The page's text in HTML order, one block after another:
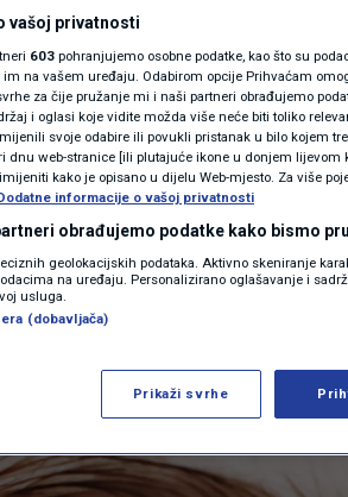
KOLUMNE
N1(DIS)INFO
KLIMATSKE PROMJENE
FOTO
VIDEO
Uzrok,
teške
starije
ZDRAVLJE | 0 komentara
Više
vašoj privatnosti
603 pohranjujemo osobne podatke, kao što su
na vašem uređaju. Odabirom opcije Prihvaćam
za čije pružanje mi i naši partneri obrađujemo
i oglasi koje vidite možda više neće biti toliko
svoje odabire ili povukli pristanak u bilo kojem
dnu web-stranice [ili plutajuće ikone u donjem lijevom
kako je opisano u dijelu Web-mjesto. Za više
informacije o vašoj privatnosti
obrađujemo podatke kako bismo
geolokacijskih podataka. Aktivno skeniranje
na uređaju. Personalizirano oglašavanje i
usluga.
(dobavljača)
Prikaži svrhe